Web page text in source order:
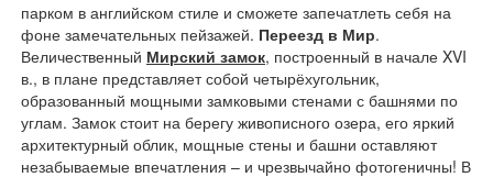
парком в английском стиле и сможете запечатлеть себя на
фоне замечательных пейзажей. Переезд в Мир.
Величественный Мирский замок, построенный в начале XVI
в., в плане представляет собой четырёхугольник,
образованный мощными замковыми стенами с башнями по
углам. Замок стоит на берегу живописного озера, его яркий
архитектурный облик, мощные стены и башни оставляют
незабываемые впечатления – и чрезвычайно фотогеничны! В